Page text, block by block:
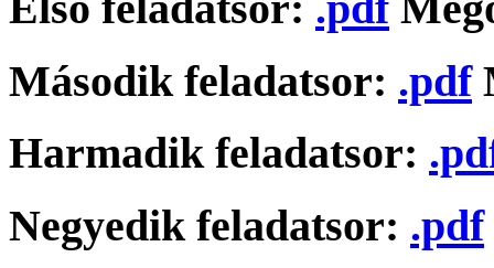
Második feladatsor: .pdf
Harmadik feladatsor:
Negyedik feladatsor: .pdf